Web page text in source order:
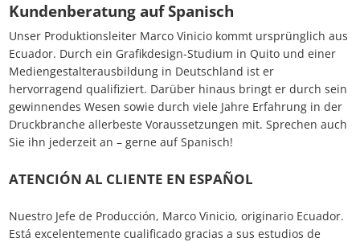
Kundenberatung auf Spanisch
Unser Produktionsleiter Marco Vinicio kommt ursprünglich aus
Ecuador. Durch ein Grafikdesign-Studium in Quito und einer
Mediengestalterausbildung in Deutschland ist er
hervorragend qualifiziert. Darüber hinaus bringt er durch sein
gewinnendes Wesen sowie durch viele Jahre Erfahrung in der
Druckbranche allerbeste Voraussetzungen mit. Sprechen auch
Sie ihn jederzeit an – gerne auf Spanisch!
ATENCIÓN AL CLIENTE EN ESPAÑOL
Nuestro Jefe de Producción, Marco Vinicio, originario Ecuador.
Está excelentemente cualificado gracias a sus estudios de